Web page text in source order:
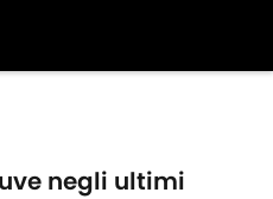
negli ultimi